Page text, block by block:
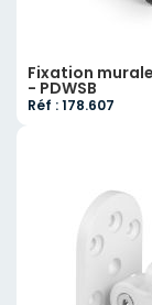
Fixation
- PDWSB
Réf : 178.607